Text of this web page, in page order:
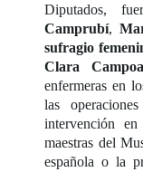
Diputados,
Camprubí,
sufragio
Clara
enfermeras en
las
intervención
maestras del
española o la